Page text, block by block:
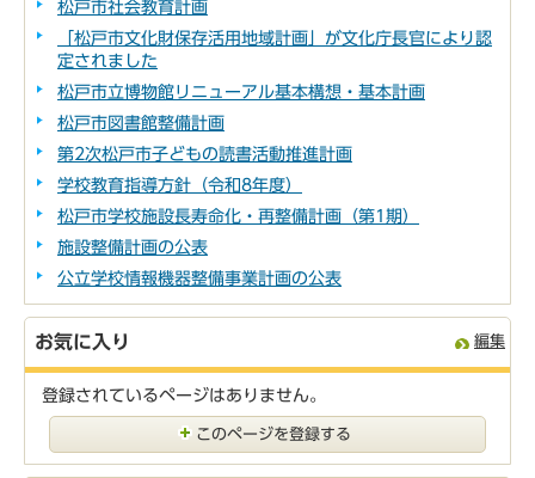
松戸市社会教育計画
「松戸市文化財保存活用地域計画」が文化庁長官により認
定されました
松戸市立博物館リニューアル基本構想・基本計画
松戸市図書館整備計画
第2次松戸市子どもの読書活動推進計画
学校教育指導方針（令和8年度）
松戸市学校施設長寿命化・再整備計画（第1期）
施設整備計画の公表
公立学校情報機器整備事業計画の公表
お気に入り 編集
登録されているページはありません。
このページを登録する